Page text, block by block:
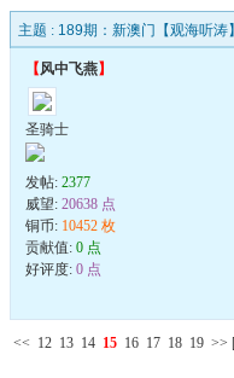
主题 : 189期：新澳门【观海听
【风中飞燕】
圣骑士
发帖: 2377
威望: 20638 点
铜币: 10452 枚
贡献值: 0 点
好评度: 0 点
<< 12 13 14 15 16 17 18 19 >>